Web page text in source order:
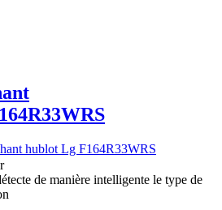
de manière intelligente le type de